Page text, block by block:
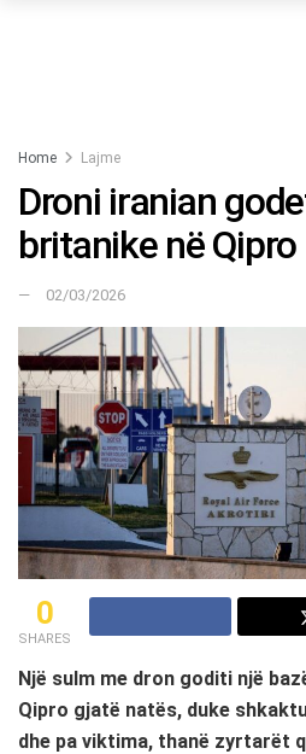
Home Lajme
Droni iranian
britanike në Qipro
02/03/2026
0
SHARES
Një sulm me dron goditi një
Qipro gjatë natës, duke
dhe pa viktima, thanë zyrtarët